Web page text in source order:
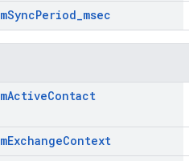
mSyncPeriod_msec
mActiveContact
mExchangeContext